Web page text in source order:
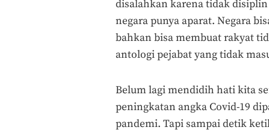
disalahkan karena tidak
negara punya aparat. Negara
bahkan bisa membuat rakyat
antologi pejabat yang tidak
Belum lagi mendidih hati kita
peningkatan angka Covid-19
pandemi. Tapi sampai detik